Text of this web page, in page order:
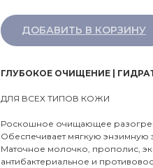
ДОБАВИТЬ В КОРЗИНУ
ГЛУБОКОЕ ОЧИЩЕНИЕ |
ДЛЯ ВСЕХ ТИПОВ КОЖИ
Роскошное очищающее
Обеспечивает мягкую
Маточное молочко, прополис,
антибактериальное и